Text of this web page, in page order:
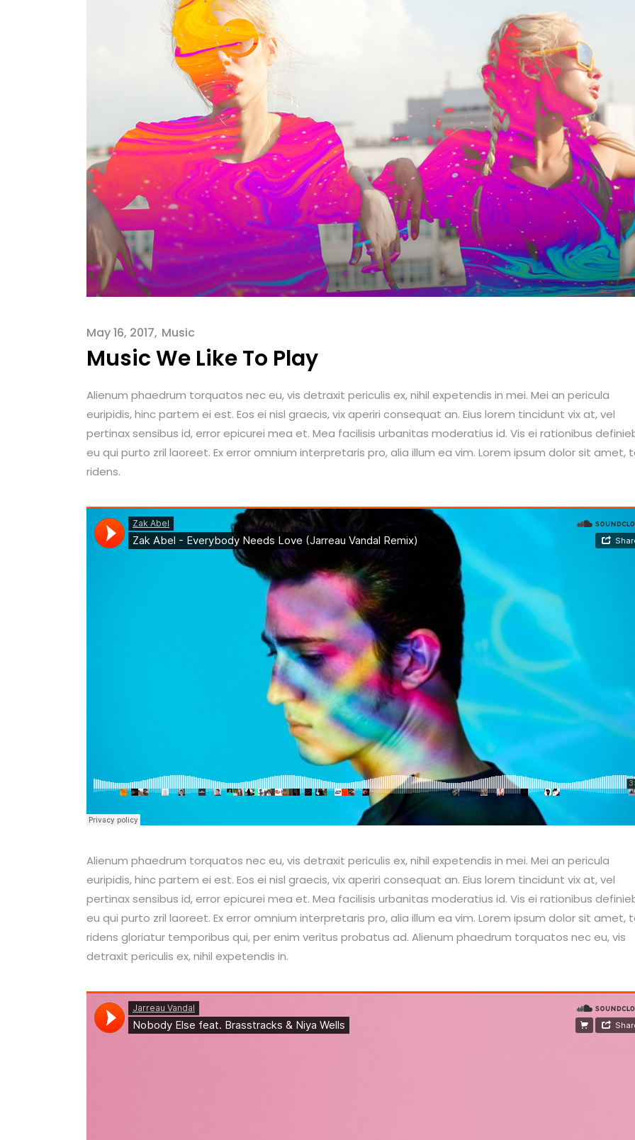
May 16, 2017 Music
Music We Like To Play
Alienum phaedrum torquatos nec eu, vis detraxit periculis ex, nihil expetendis in mei. Mei an pericula
euripidis, hinc partem ei est. Eos ei nisl graecis, vix aperiri consequat an. Eius lorem tincidunt vix at, vel
pertinax sensibus id, error epicurei mea et. Mea facilisis urbanitas moderatius id. Vis ei rationibus
eu qui purto zril laoreet. Ex error omnium interpretaris pro, alia illum ea vim. Lorem ipsum dolor sit amet,
ridens.
Alienum phaedrum torquatos nec eu, vis detraxit periculis ex, nihil expetendis in mei. Mei an pericula
euripidis, hinc partem ei est. Eos ei nisl graecis, vix aperiri consequat an. Eius lorem tincidunt vix at, vel
pertinax sensibus id, error epicurei mea et. Mea facilisis urbanitas moderatius id. Vis ei rationibus
eu qui purto zril laoreet. Ex error omnium interpretaris pro, alia illum ea vim. Lorem ipsum dolor sit amet,
ridens gloriatur temporibus qui, per enim veritus probatus ad. Alienum phaedrum torquatos nec eu, vis
detraxit periculis ex, nihil expetendis in.